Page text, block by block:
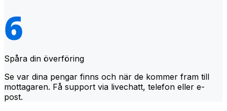
Spåra din överföring
Se var dina pengar finns och när de kommer fram till
mottagaren. Få support via livechatt, telefon eller e-
post.